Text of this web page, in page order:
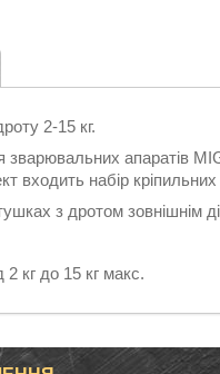
2-15 кг.
апаратів
набір кріпильних
з дротом зовнішнім
кг до 15 кг макс.